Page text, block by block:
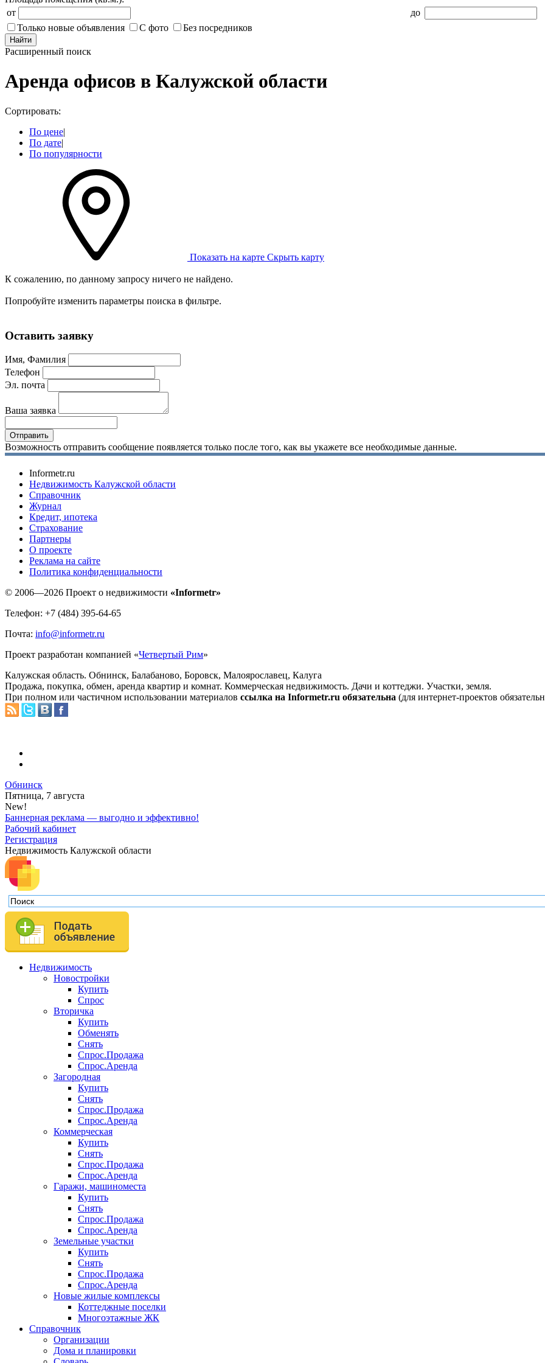
от
до
Только новые объявления
С фото Без посредников
Найти
Расширенный поиск
Аренда офисов в Калужской области
Сортировать:
По цене|
По дате|
По популярности
Показать на карте Скрыть карту
К сожалению, по данному запросу ничего не найдено.
Попробуйте изменить параметры поиска в фильтре.
Оставить заявку
Имя, Фамилия
Телефон
Эл. почта
Ваша заявка
Возможность отправить сообщение появляется только после того, как вы укажете все необходимые данные.
Informetr.ru
Недвижимость Калужской области
Справочник
Журнал
Кредит, ипотека
Страхование
Партнеры
O проекте
Реклама на сайте
Политика конфиденциальности
© 2006—2026 Проект о недвижимости «Informetr»
Телефон: +7 (484) 395-64-65
Почта: info@informetr.ru
Проект разработан компанией «Четвертый Рим»
Калужская область. Обнинск, Балабаново, Боровск, Малоярославец, Калуга
Продажа, покупка, обмен, аренда квартир и комнат. Коммерческая недвижимость. Дачи и коттеджи. Участки, земля.
При полном или частичном использовании материалов ссылка на Informetr.ru обязательна (для интернет-проектов
Обнинск
Пятница, 7 августа
New!
Баннерная реклама — выгодно и эффективно!
Рабочий кабинет
Регистрация
Недвижимость Калужской области
Недвижимость
Новостройки
Купить
Спрос
Вторичка
Купить
Обменять
Снять
Спрос.Продажа
Спрос.Аренда
Загородная
Купить
Снять
Спрос.Продажа
Спрос.Аренда
Коммерческая
Купить
Снять
Спрос.Продажа
Спрос.Аренда
Гаражи, машиноместа
Купить
Снять
Спрос.Продажа
Спрос.Аренда
Земельные участки
Купить
Снять
Спрос.Продажа
Спрос.Аренда
Новые жилые комплексы
Коттеджные поселки
Многоэтажные ЖК
Справочник
Организации
Дома и планировки